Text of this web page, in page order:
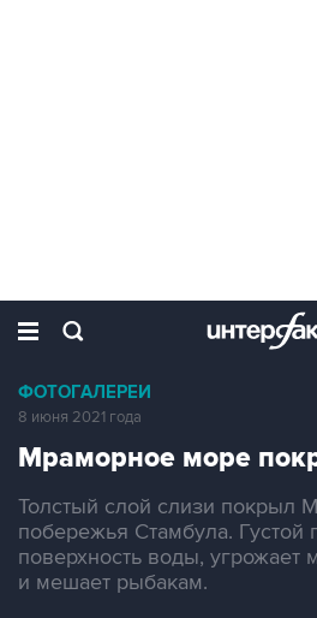
ФОТОГАЛЕРЕИ
8 июня 2021 года
Мраморное море
Толстый слой слизи покрыл
побережья Стамбула. Густой
поверхность воды, угрожает
и мешает рыбакам.